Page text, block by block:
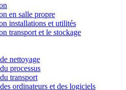
en salle propre
installations et utilités
transport et le stockage
nettoyage
processus
transport
ordinateurs et des logiciels